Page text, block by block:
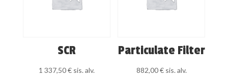
SCR
1 337,50€ sis. alv.
Particulate Filter
882,00€ sis. alv.